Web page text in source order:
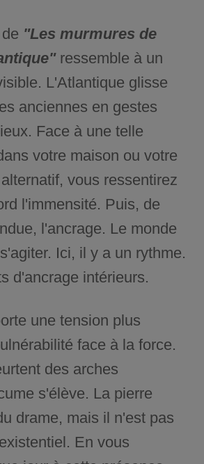
"Les murmures de
ressemble à un
L'Atlantique glisse
anciennes en gestes
Face à une telle
votre maison ou votre
vous ressentirez
l'immensité. Puis, de
l'ancrage. Le monde
Ici, il y a un rythme.
d'ancrage intérieurs.
une tension plus
face à la force.
des arches
s'élève. La pierre
drame, mais il n'est pas
En vous